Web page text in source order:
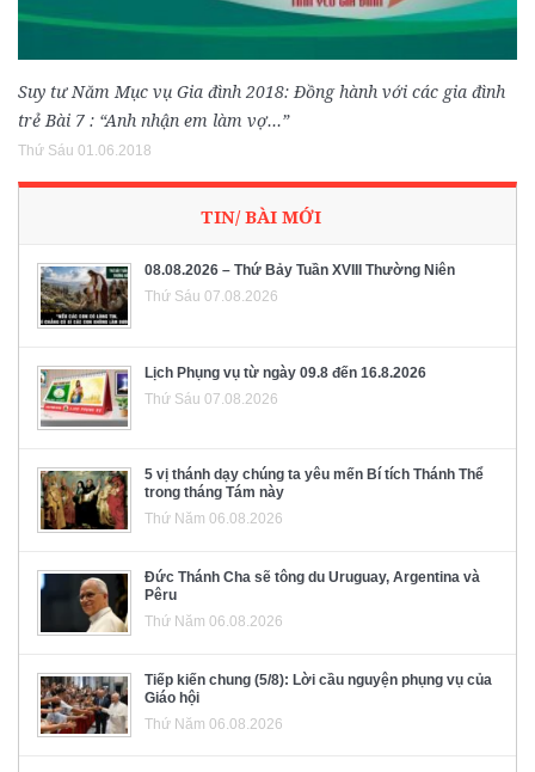
Suy tư Năm Mục vụ Gia đình 2018: Đồng hành với các gia đình
trẻ Bài 7 : “Anh nhận em làm vợ…”
Thứ Sáu 01.06.2018
TIN/ BÀI MỚI
08.08.2026 – Thứ Bảy Tuần XVIII Thường Niên
Thứ Sáu 07.08.2026
Lịch Phụng vụ từ ngày 09.8 đến 16.8.2026
Thứ Sáu 07.08.2026
5 vị thánh dạy chúng ta yêu mến Bí tích Thánh Thể
trong tháng Tám này
Thứ Năm 06.08.2026
Đức Thánh Cha sẽ tông du Uruguay, Argentina và
Pêru
Thứ Năm 06.08.2026
Tiếp kiến chung (5/8): Lời cầu nguyện phụng vụ của
Giáo hội
Thứ Năm 06.08.2026